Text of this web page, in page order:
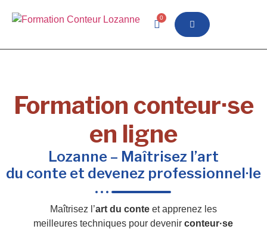
0
Formation conteur·se
en ligne
Lozanne – Maîtrisez l’art
du conte et devenez professionnel·le
Maîtrisez l’art du conteet apprenez les
meilleures techniques pour devenirconteur·se